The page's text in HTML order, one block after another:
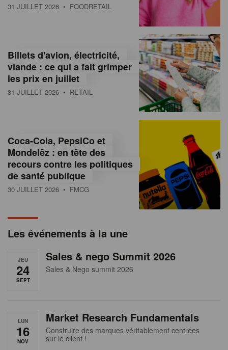
s
s
u
e
e
a
31 JUILLET 2026 • FOODRETAIL
Billets d'avion, électricité,
viande : ce qui a fait grimper
les prix en juillet
31 JUILLET 2026 • RETAIL
Coca-Cola, PepsiCo et
Mondelēz : en tête des
recours contre les politiques
de santé publique
30 JUILLET 2026 • FMCG
Les événements à la une
JEU
24
SEPT
Sales & nego Summit 2026
Sales & Nego summit 2026
LUN
16
NOV
Market Research Fundamentals
Construire des marques véritablement centrées
sur le client !